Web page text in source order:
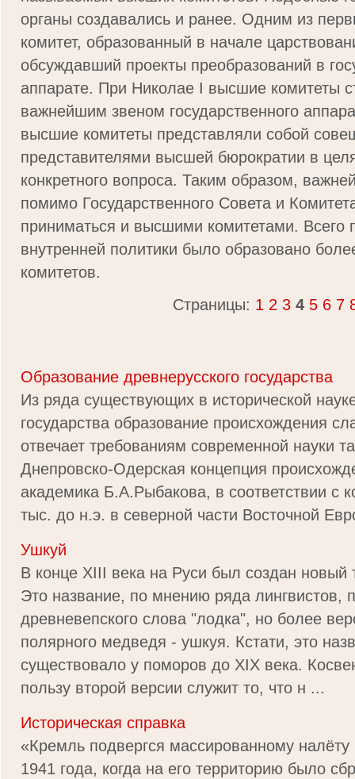
органы создавались и ранее. Одним из
комитет, образованный в начале
обсуждавший проекты преобразований в
аппарате. При Николае I высшие комитеты
важнейшим звеном государственного
высшие комитеты представляли собой
представителями высшей бюрократии в
конкретного вопроса. Таким образом,
помимо Государственного Совета и
приниматься и высшими комитетами. Всего
внутренней политики было образовано
комитетов.
Страницы: 1 2 3 4 5 6 7
Образование древнерусского государства
Из ряда существующих в исторической
государства образование происхождения
отвечает требованиям современной науки
Днепровско-Одерская концепция
академика Б.А.Рыбакова, в соответствии с
тыс. до н.э. в северной части Восточной
Ушкуй
В конце XIII века на Руси был создан новый
Это название, по мнению ряда лингвистов,
древневепского слова "лодка", но более
полярного медведя - ушкуя. Кстати, это
существовало у поморов до XIX века.
пользу второй версии служит то, что н ...
Историческая справка
«Кремль подвергся массированному
1941 года, когда на его территорию было